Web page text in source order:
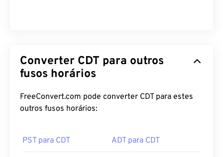
Converter CDT para outros
fusos horários
FreeConvert.com pode converter CDT para estes
outros fusos horários:
PST para CDT ADT para CDT